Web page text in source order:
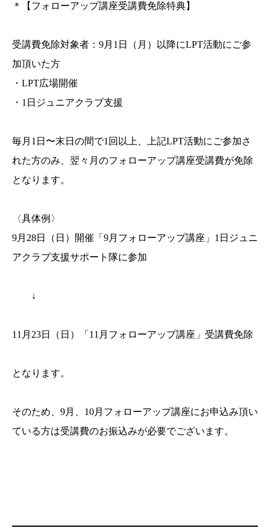
＊【フォローアップ講座受講費免除特典】
受講費免除対象者：9月1日（月）以降にLPT活動にご参
加頂いた方
・LPT広場開催
・1日ジュニアクラブ支援
毎月1日〜末日の間で1回以上、上記LPT活動にご参加さ
れた方のみ、翌々月のフォローアップ講座受講費が免除
となります。
〈具体例〉
9月28日（日）開催「9月フォローアップ講座」1日ジュニ
アクラブ支援サポート隊に参加
↓
11月23日（日）「11月フォローアップ講座」受講費免除
となります。
そのため、9月、10月フォローアップ講座にお申込み頂い
ている方は受講費のお振込みが必要でございます。